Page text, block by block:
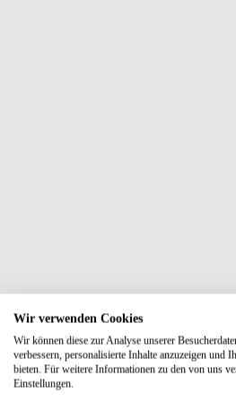
Wir verwenden Cookies
Wir können diese zur Analyse unserer
verbessern, personalisierte Inhalte anzuzeigen und
bieten. Für weitere Informationen zu den von uns
Einstellungen.